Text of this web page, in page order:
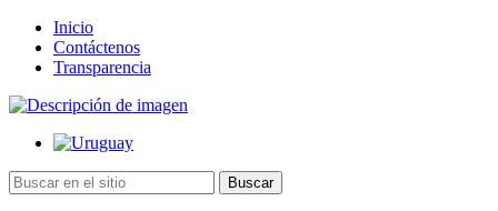
Inicio
Contáctenos
Transparencia